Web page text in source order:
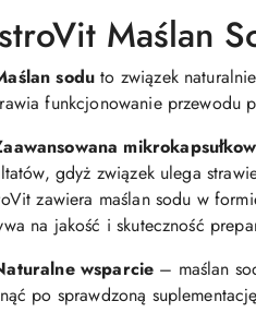
Maślan
sodu to związek
funkcjonowanie przewodu
gdyż związek ulega
zawiera maślan sodu w
na jakość i skuteczność
wsparcie – maślan
po sprawdzoną